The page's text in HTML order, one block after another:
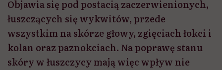
Objawia się pod postacią zaczerwienionych,
łuszczących się wykwitów, przede
wszystkim na skórze głowy, zgięciach łokci i
kolan oraz paznokciach. Na poprawę stanu
skóry w łuszczycy mają więc wpływ nie